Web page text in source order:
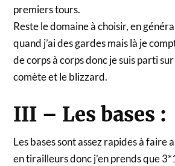
premiers tours.
Reste le domaine à choisir, en
quand j’ai des gardes mais là je
de corps à corps donc je suis parti
comète et le blizzard.
III – Les bases :
Les bases sont assez rapides à faire
en tirailleurs donc j’en prends que